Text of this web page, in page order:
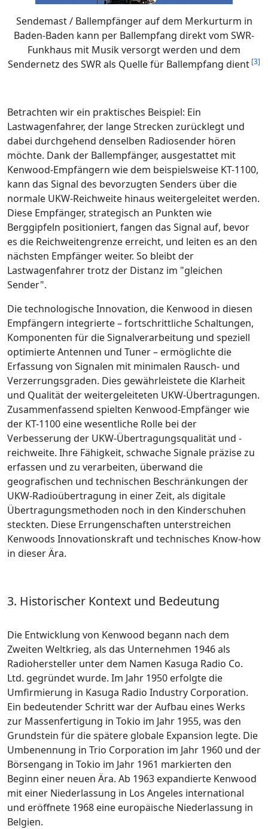
Sendemast / Ballempfänger auf dem Merkurturm in
Baden-Baden kann per Ballempfang direkt vom SWR-
Funkhaus mit Musik versorgt werden und dem
Sendernetz des SWR als Quelle für Ballempfang dient [3]
Betrachten wir ein praktisches Beispiel: Ein
Lastwagenfahrer, der lange Strecken zurücklegt und
dabei durchgehend denselben Radiosender hören
möchte. Dank der Ballempfänger, ausgestattet mit
Kenwood-Empfängern wie dem beispielsweise KT-1100,
kann das Signal des bevorzugten Senders über die
normale UKW-Reichweite hinaus weitergeleitet werden.
Diese Empfänger, strategisch an Punkten wie
Berggipfeln positioniert, fangen das Signal auf, bevor
es die Reichweitengrenze erreicht, und leiten es an den
nächsten Empfänger weiter. So bleibt der
Lastwagenfahrer trotz der Distanz im "gleichen
Sender".
Die technologische Innovation, die Kenwood in diesen
Empfängern integrierte – fortschrittliche Schaltungen,
Komponenten für die Signalverarbeitung und speziell
optimierte Antennen und Tuner – ermöglichte die
Erfassung von Signalen mit minimalen Rausch- und
Verzerrungsgraden. Dies gewährleistete die Klarheit
und Qualität der weitergeleiteten UKW-Übertragungen.
Zusammenfassend spielten Kenwood-Empfänger wie
der KT-1100 eine wesentliche Rolle bei der
Verbesserung der UKW-Übertragungsqualität und -
reichweite. Ihre Fähigkeit, schwache Signale präzise zu
erfassen und zu verarbeiten, überwand die
geografischen und technischen Beschränkungen der
UKW-Radioübertragung in einer Zeit, als digitale
Übertragungsmethoden noch in den Kinderschuhen
steckten. Diese Errungenschaften unterstreichen
Kenwoods Innovationskraft und technisches Know-how
in dieser Ära.
3. Historischer Kontext und Bedeutung
Die Entwicklung von Kenwood begann nach dem
Zweiten Weltkrieg, als das Unternehmen 1946 als
Radiohersteller unter dem Namen Kasuga Radio Co.
Ltd. gegründet wurde. Im Jahr 1950 erfolgte die
Umfirmierung in Kasuga Radio Industry Corporation.
Ein bedeutender Schritt war der Aufbau eines Werks
zur Massenfertigung in Tokio im Jahr 1955, was den
Grundstein für die spätere globale Expansion legte. Die
Umbenennung in Trio Corporation im Jahr 1960 und der
Börsengang in Tokio im Jahr 1961 markierten den
Beginn einer neuen Ära. Ab 1963 expandierte Kenwood
mit einer Niederlassung in Los Angeles international
und eröffnete 1968 eine europäische Niederlassung in
Belgien.